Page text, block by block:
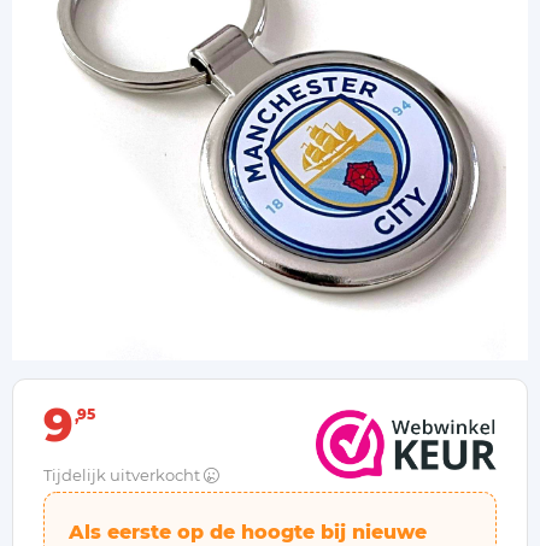
9 95
Tijdelijk uitverkocht
Als eerste op de hoogte bij nieuwe